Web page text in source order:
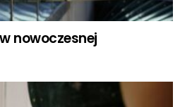
nowoczesnej